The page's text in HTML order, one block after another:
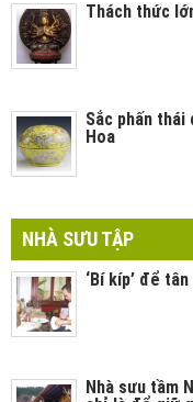
Thách thức
Sắc phấn
Hoa
NHÀ SƯU TẬP
‘Bí kíp’ để
Nhà sưu tầm